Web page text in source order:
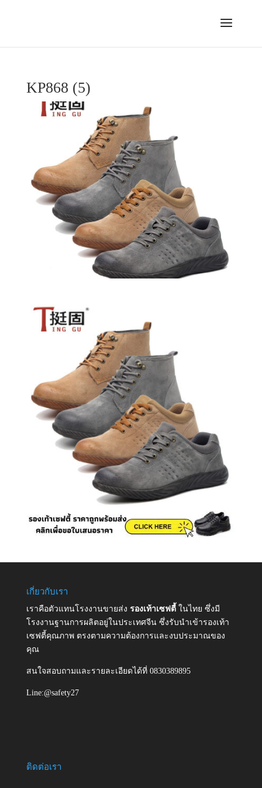
KP868 (5)
เกี่ยวกับเรา
เราคือตัวแทนโรงงานขายส่ง รองเท้าเซฟตี้ ในไทย ซึ่งมี
โรงงานฐานการผลิตอยู่ในประเทศจีน ซึ่งรับนำเข้ารองเท้า
เซฟตี้คุณภาพ ตรงตามความต้องการและงบประมาณของ
คุณ
สนใจสอบถามและรายละเอียดได้ที่ 0830389895
Line:@safety27
ติดต่อเรา